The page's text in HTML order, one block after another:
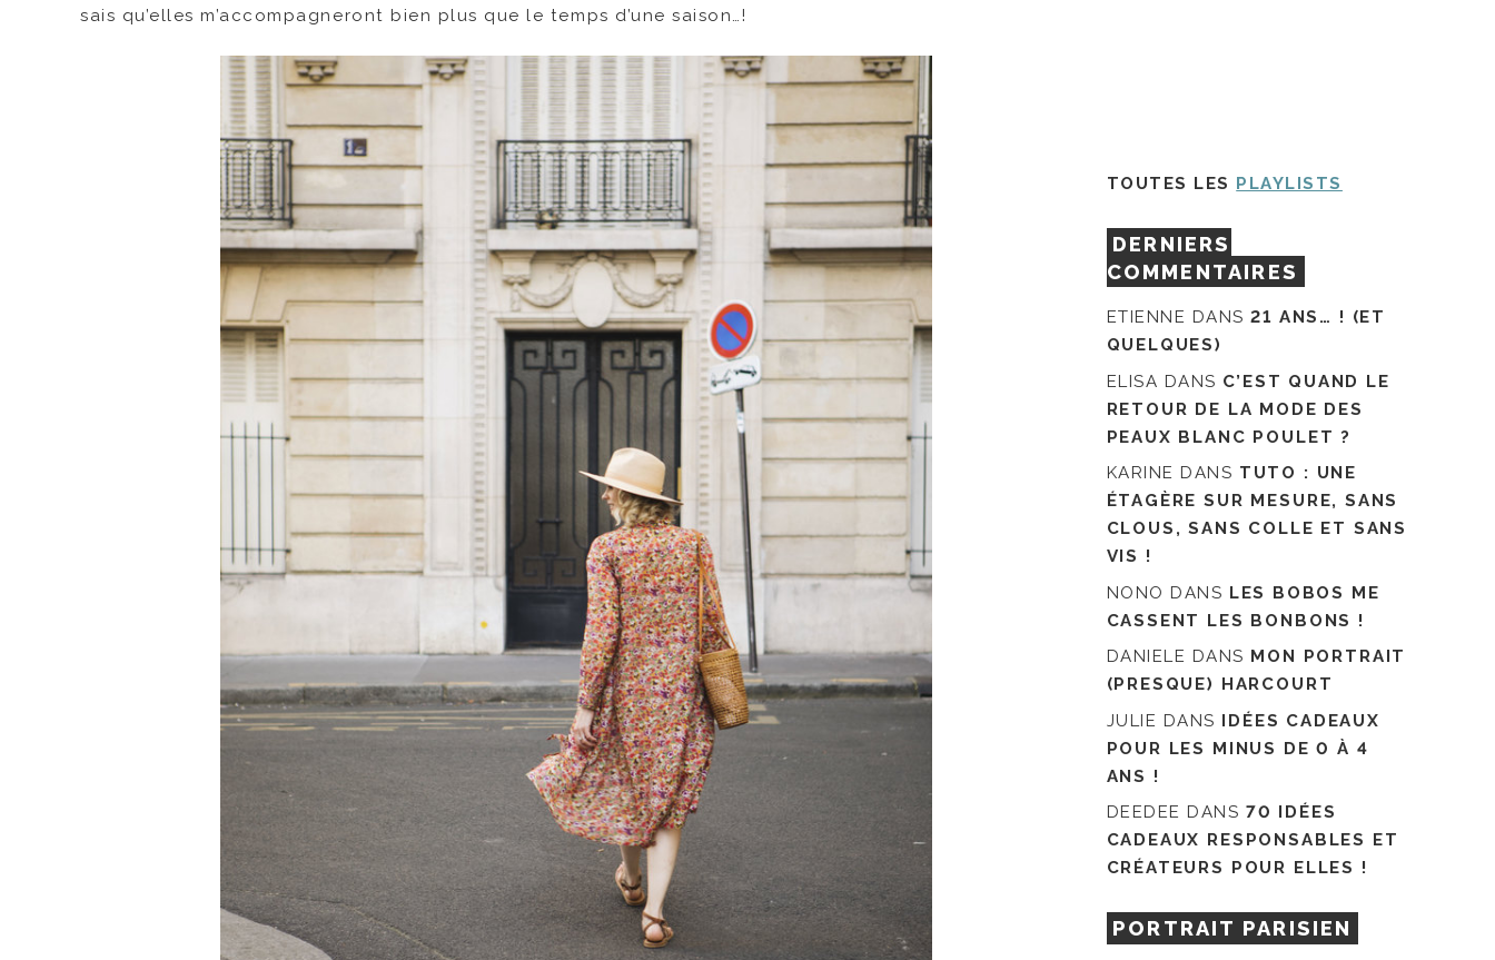
sais qu’elles m’accompagneront bien plus que le temps d’une saison…!
TOUTES LES PLAYLISTS
DERNIERS
COMMENTAIRES
ETIENNE DANS21 ANS… ! (ET
QUELQUES)
ELISA DANS C’EST QUAND LE
RETOUR DE LA MODE DES
PEAUX BLANC POULET ?
KARINE DANS TUTO : UNE
ÉTAGÈRE SUR MESURE, SANS
CLOUS, SANS COLLE ET SANS
VIS !
NONO DANS LES BOBOS ME
CASSENT LES BONBONS !
DANIELE DANS MON PORTRAIT
(PRESQUE) HARCOURT
JULIE DANS IDÉES CADEAUX
POUR LES MINUS DE 0 À 4
ANS !
DEEDEE DANS 70 IDÉES
CADEAUX RESPONSABLES ET
CRÉATEURS POUR ELLES !
PORTRAIT PARISIEN